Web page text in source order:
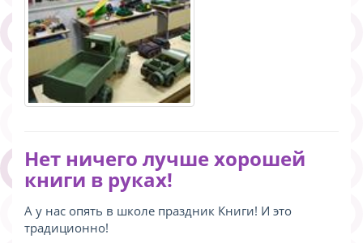
Нет ничего лучше хорошей
книги в руках!
А у нас опять в школе праздник Книги! И это
традиционно!